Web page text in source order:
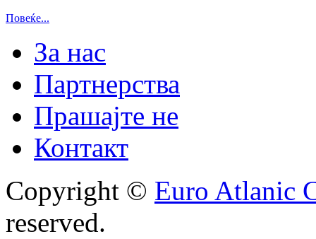
Повеќе...
За нас
Партнерства
Прашајте не
Контакт
Copyright © Euro Atlanic
reserved.